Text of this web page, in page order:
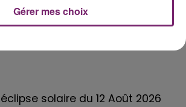
La Bulle - Guinguette éphémère
éclipse solaire du 12 Août 2026
Gérer mes choix